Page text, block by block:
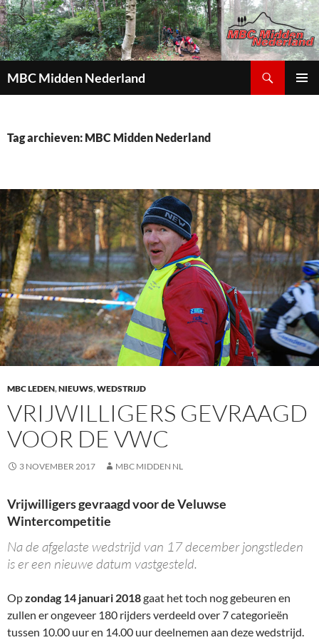
MBC Midden Nederland
INHOUD
Tag archieven: MBC Midden Nederland
MBC LEDEN,NIEUWS,WEDSTRIJD
VRIJWILLIGERS GEVRAAGD
VOOR DE VWC
3 NOVEMBER 2017 MBC MIDDEN NL
Vrijwilligers gevraagd voor de Veluwse
Wintercompetitie
Na de afgelaste wedstrijd van 17 december jongstleden
is er een nieuwe datum vastgesteld.
Opzondag 14 januari 2018gaat het toch nog gebeuren en
zullen er ongeveer 180 rijders verdeeld over 7 categorieën
tussen 10.00 uur en 14.00 uur deelnemen aan deze wedstrijd.